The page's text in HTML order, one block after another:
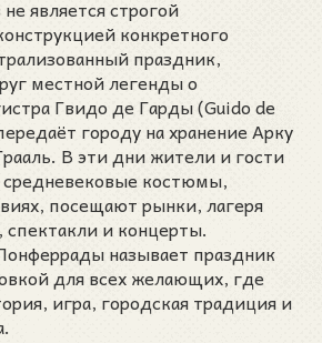
является строгой
конкретного
праздник,
местной легенды о
Гвидо де Гарды (Guido de
городу на хранение Арку
В эти дни жители и гости
костюмы,
посещают рынки, лагеря
спектакли и концерты.
называет праздник
для всех желающих, где
игра, городская традиция и